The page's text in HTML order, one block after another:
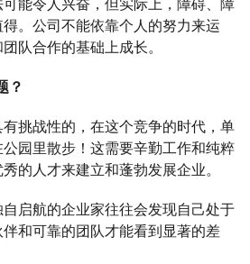
能令人兴奋，但实际上，障碍、障
。公司不能依靠个人的努力来运
队合作的基础上成长。
？
挑战性的，在这个竞争的时代，单
园里散步！这需要辛勤工作和纯粹
的人才来建立和蓬勃发展企业。
启航的企业家往往会发现自己处于
和可靠的团队才能看到显著的差